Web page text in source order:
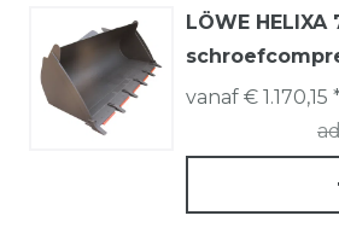
LÖWE HELIXA
vanaf € 1.170,15